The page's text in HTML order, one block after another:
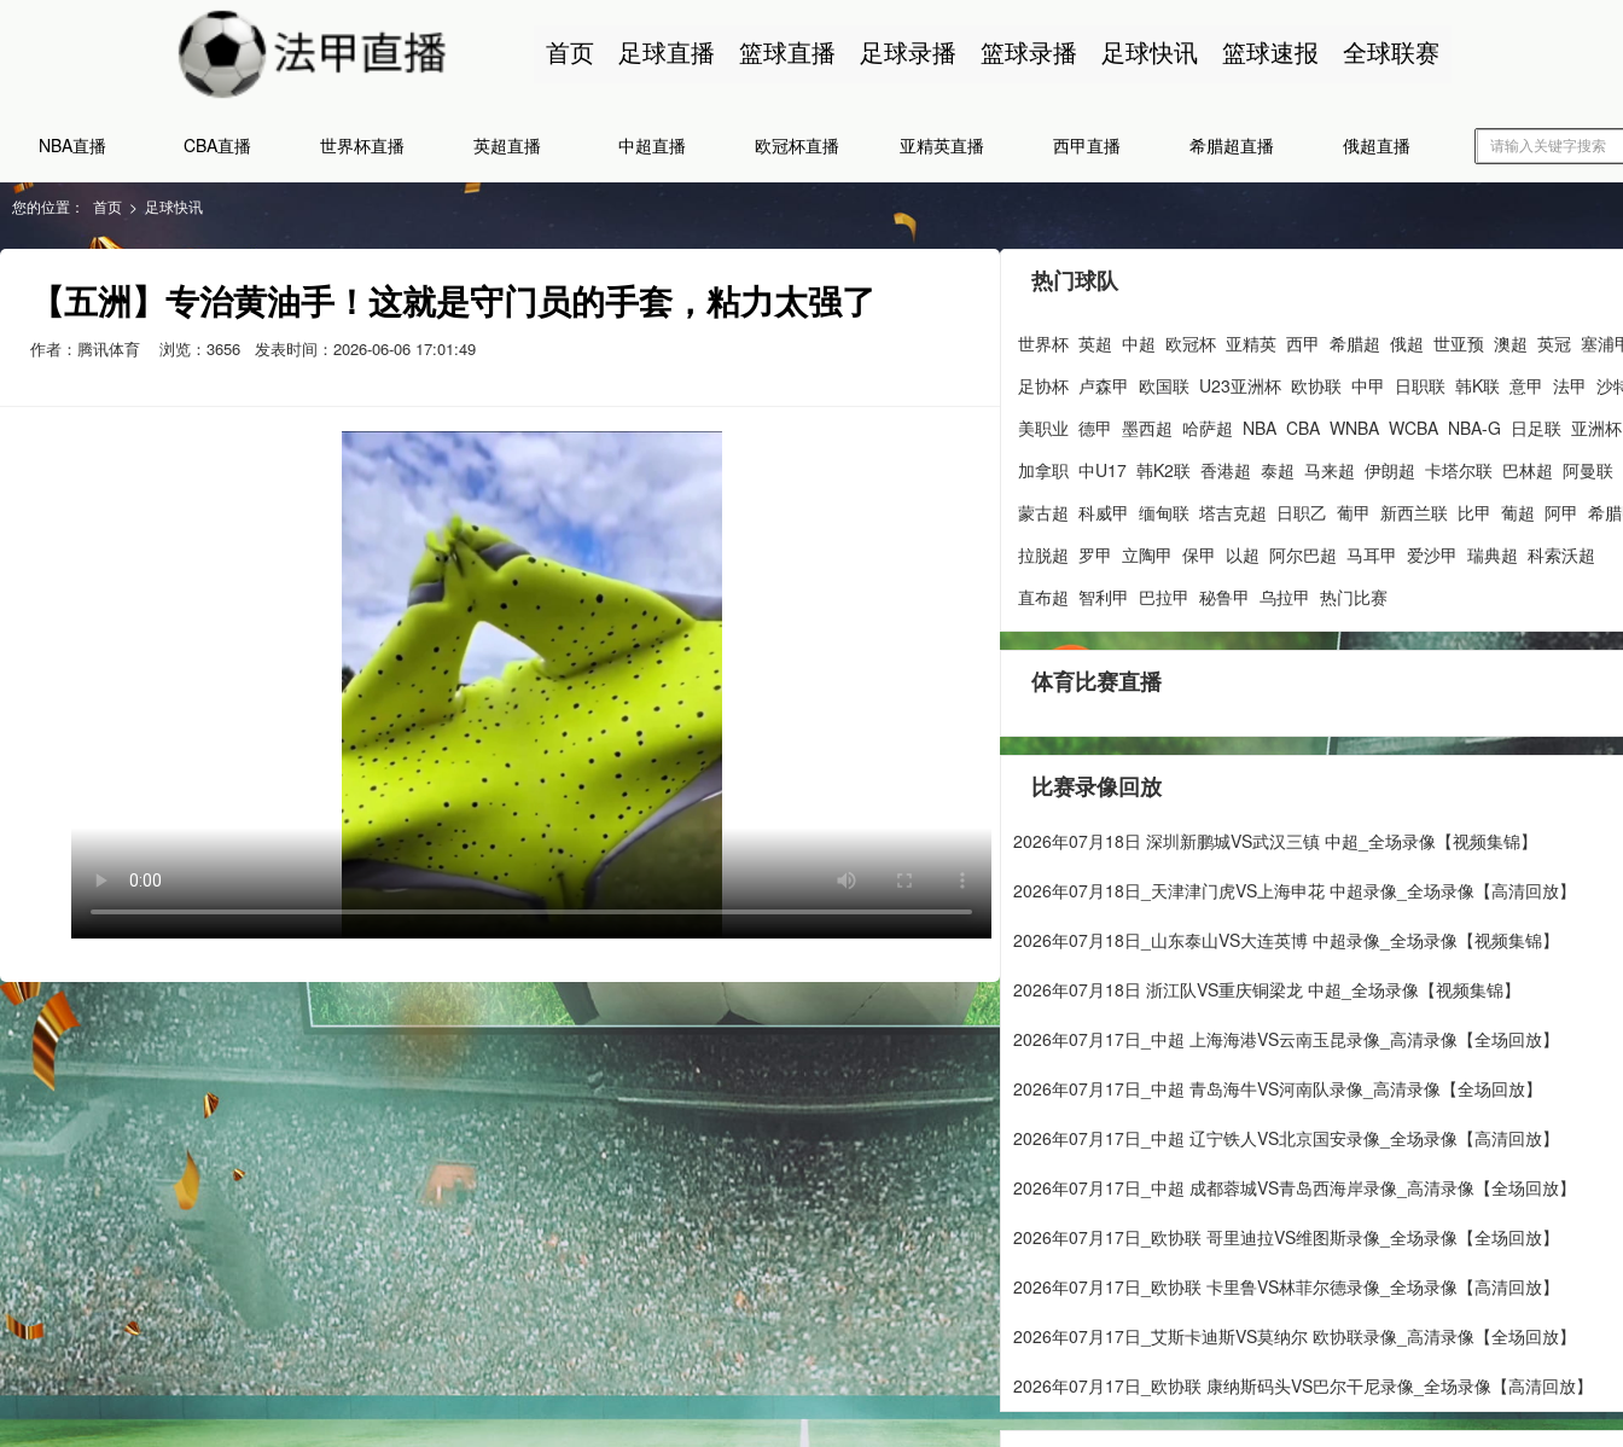
首页 足球直播 篮球直播 足球录播 篮球录播 足球快讯 篮球速报 全球联赛
NBA直播 CBA直播 世界杯直播 英超直播 中超直播 欧冠杯直播 亚精英直播 西甲直播 希腊超直播 俄超直播
您的位置： 首页 > 足球快讯
【五洲】专治黄油手！这就是守门员的手套，粘力太强了
作者：腾讯体育 浏览： 3656 发表时间：2026-06-06 17:01:49
热门球队
世界杯 英超 中超 欧冠杯 亚精英 西甲 希腊超 俄超 世亚预 澳超 英冠 塞浦
足协杯 卢森甲 欧国联 U23亚洲杯 欧协联 中甲 日职联 韩K联 意甲 法甲 沙
美职业 德甲 墨西超 哈萨超 NBA CBA WNBA WCBA NBA-G 日足联 亚洲杯
加拿职 中U17 韩K2联 香港超 泰超 马来超 伊朗超 卡塔尔联 巴林超 阿曼联
蒙古超 科威甲 缅甸联 塔吉克超 日职乙 葡甲 新西兰联 比甲 葡超 阿甲 希
拉脱超 罗甲 立陶甲 保甲 以超 阿尔巴超 马耳甲 爱沙甲 瑞典超 科索沃超
直布超 智利甲 巴拉甲 秘鲁甲 乌拉甲 热门比赛
体育比赛直播
比赛录像回放
2026年07月18日 深圳新鹏城VS武汉三镇 中超_全场录像【视频集锦】
2026年07月18日_天津津门虎VS上海申花 中超录像_全场录像【高清回放】
2026年07月18日_山东泰山VS大连英博 中超录像_全场录像【视频集锦】
2026年07月18日 浙江队VS重庆铜梁龙 中超_全场录像【视频集锦】
2026年07月17日_中超 上海海港VS云南玉昆录像_高清录像【全场回放】
2026年07月17日_中超 青岛海牛VS河南队录像_高清录像【全场回放】
2026年07月17日_中超 辽宁铁人VS北京国安录像_全场录像【高清回放】
2026年07月17日_中超 成都蓉城VS青岛西海岸录像_高清录像【全场回放】
2026年07月17日_欧协联 哥里迪拉VS维图斯录像_全场录像【全场回放】
2026年07月17日_欧协联 卡里鲁VS林菲尔德录像_全场录像【高清回放】
2026年07月17日_艾斯卡迪斯VS莫纳尔 欧协联录像_高清录像【全场回放】
2026年07月17日_欧协联 康纳斯码头VS巴尔干尼录像_全场录像【高清回放】